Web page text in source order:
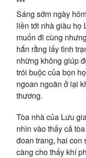
Sáng sớm ngày
liền tới nhà giàu họ
muốn đi cùng
hắn rằng lấy tình
những không giúp
trói buộc của bọn
ngoan ngoãn ở lại
thương.
Tòa nhà của Lưu
nhìn vào thấy cả
đoan trang, hai
càng cho thấy khí